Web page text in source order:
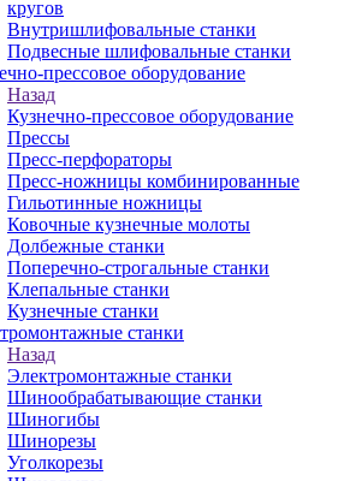
кругов
Внутришлифовальные станки
Подвесные шлифовальные станки
прессовое оборудование
Назад
Кузнечно-прессовое оборудование
Прессы
Пресс-перфораторы
Пресс-ножницы комбинированные
Гильотинные ножницы
Ковочные кузнечные молоты
Долбежные станки
Поперечно-строгальные станки
Клепальные станки
Кузнечные станки
станки
Назад
Электромонтажные станки
Шинообрабатывающие станки
Шиногибы
Шинорезы
Уголкорезы